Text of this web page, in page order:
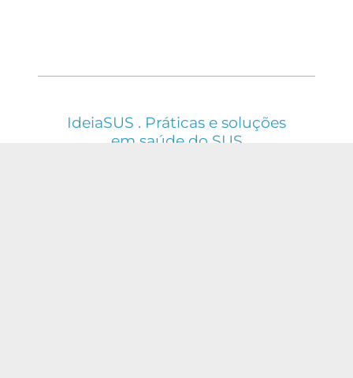
IdeiaSUS . Práticas e soluções
em saúde do SUS